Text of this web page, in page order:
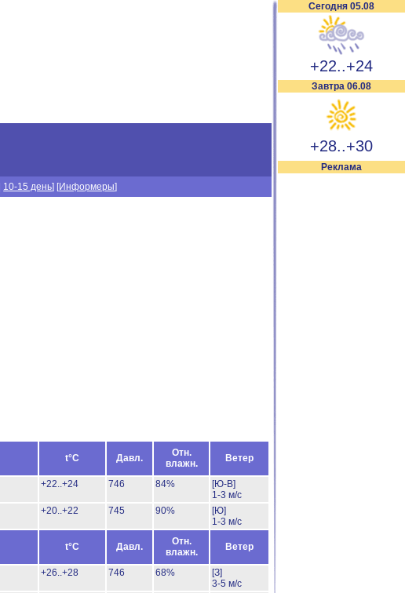
Сегодня 05.08
+22..+24
Завтра 06.08
+28..+30
Реклама
10-15 день] [Информеры]
t°C Давл.
Отн.
влажн.
Ветер
+22..+24 746 84%
[Ю-В]
1-3 м/с
+20..+22 745 90%
[Ю]
1-3 м/с
t°C Давл.
Отн.
влажн.
Ветер
+26..+28 746 68%
[З]
3-5 м/с